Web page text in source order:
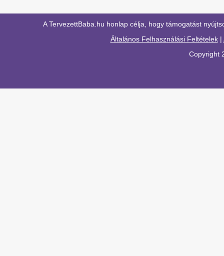
A TervezettBaba.hu honlap célja, hogy támogatást
Általános Felhasználási Feltételek|
Copyright